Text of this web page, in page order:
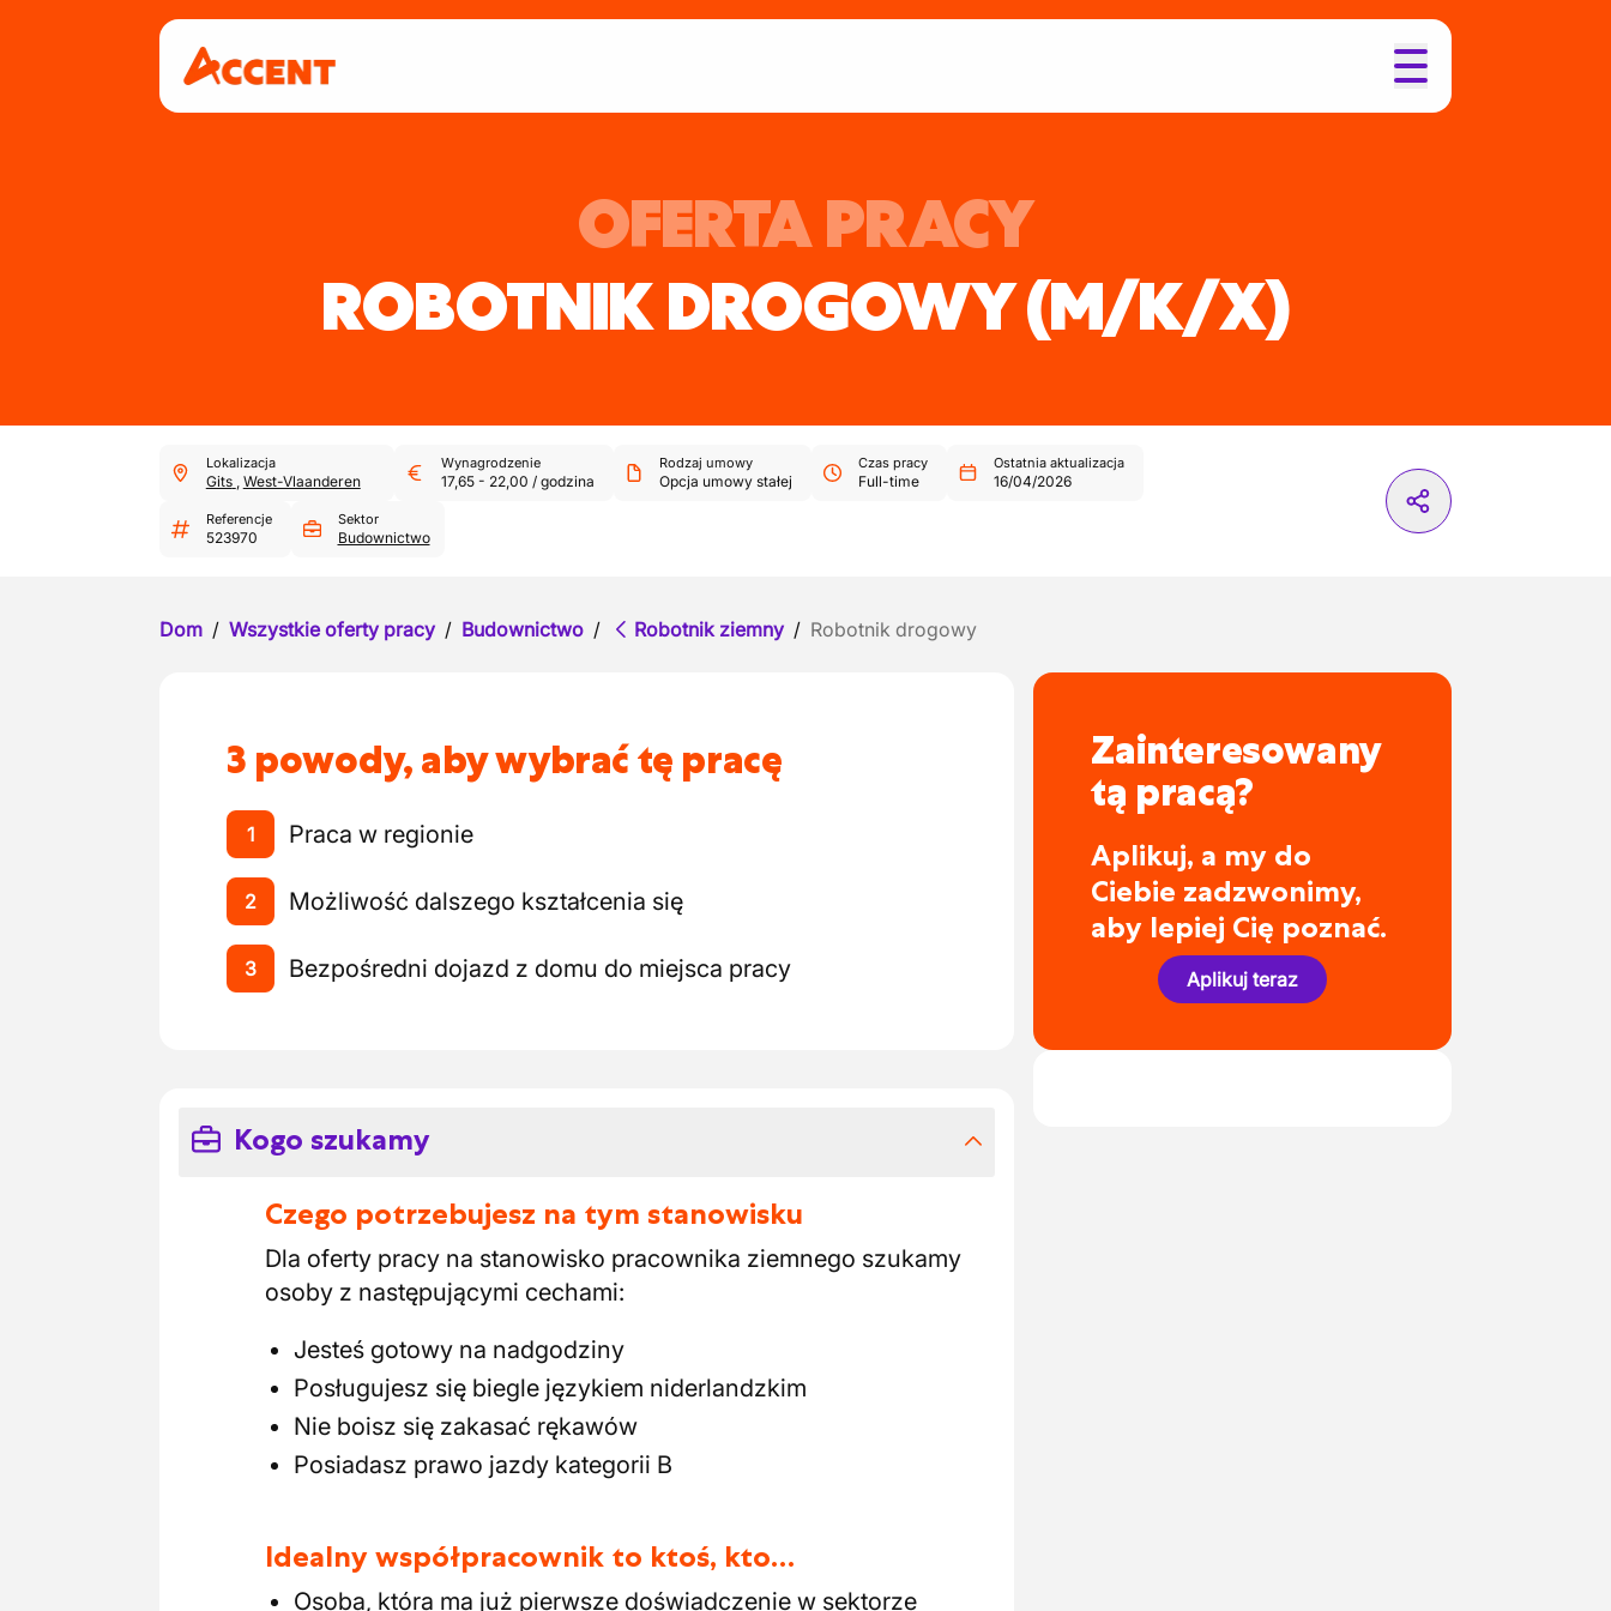
OFERTA PRACY
ROBOTNIK DROGOWY(M/K/X)
Lokalizacja
Gits , West-Vlaanderen
Wynagrodzenie
17,65- 22,00 / godzina
Rodzaj umowy
Opcja umowy stałej
Czas pracy
Full-time
Ostatnia aktualizacja
16/04/2026
Referencje
523970
Sektor
Budownictwo
Dom / Wszystkie oferty pracy / Budownictwo / Robotnik ziemny / Robotnik drogowy
3 powody, aby wybrać tę pracę
1 Praca w regionie
2 Możliwość dalszego kształcenia się
3 Bezpośredni dojazd z domu do miejsca pracy
Kogo szukamy
Czego potrzebujesz na tym stanowisku
Dla oferty pracy na stanowisko pracownika ziemnego szukamy
osoby z następującymi cechami:
Jesteś gotowy na nadgodziny
Posługujesz się biegle językiem niderlandzkim
Nie boisz się zakasać rękawów
Posiadasz prawo jazdy kategorii B
Idealny współpracownik to ktoś, kto…
Osoba, która ma już pierwsze doświadczenie w sektorze
Zainteresowany
tą pracą?
Aplikuj, a my do
Ciebie zadzwonimy,
aby lepiej Cię poznać.
Aplikuj teraz